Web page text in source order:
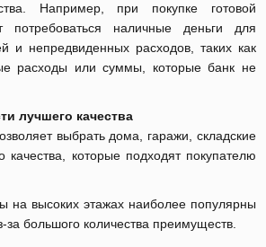
Например, при покупке готовой
потребоваться наличные деньги для
и непредвиденных расходов, таких как
расходы или суммы, которые банк не
лучшего качества
выбрать дома, гаражи, складские
которые подходят покупателю
на высоких этажах наиболее популярны
за большого количества преимуществ.